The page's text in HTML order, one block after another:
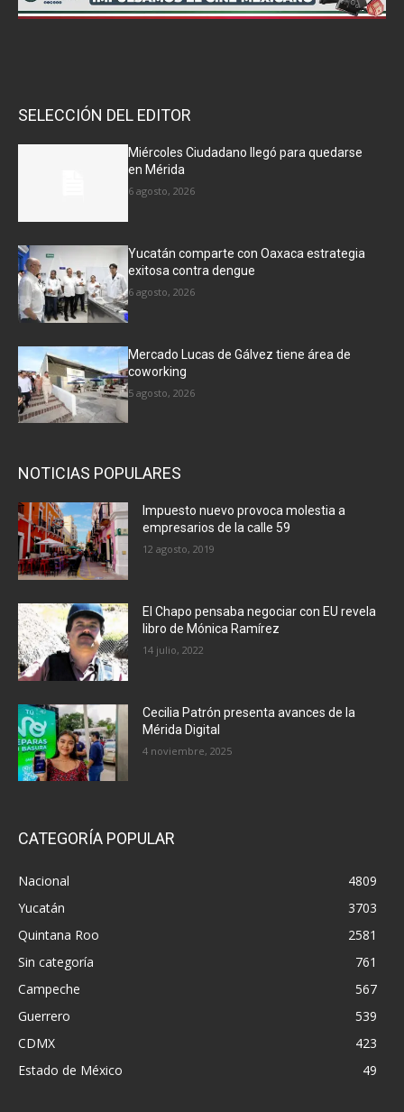
SELECCIÓN DEL EDITOR
Miércoles Ciudadano llegó para quedarse
en Mérida
6 agosto, 2026
Yucatán comparte con Oaxaca estrategia
exitosa contra dengue
6 agosto, 2026
Mercado Lucas de Gálvez tiene área de
coworking
5 agosto, 2026
NOTICIAS POPULARES
Impuesto nuevo provoca molestia a
empresarios de la calle 59
12 agosto, 2019
El Chapo pensaba negociar con EU revela
libro de Mónica Ramírez
14 julio, 2022
Cecilia Patrón presenta avances de la
Mérida Digital
4 noviembre, 2025
CATEGORÍA POPULAR
Nacional
4809
Yucatán
3703
Quintana Roo
2581
Sin categoría
761
Campeche
567
Guerrero
539
CDMX
423
Estado de México
49